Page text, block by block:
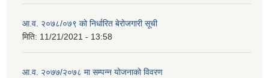
आ.व. २०७८/०७९ को निर्धारित बेरोजगारी सूची
मिति: 11/21/2021 - 13:58
आ.व. २०७७/२०७८ मा सम्पन्न योजनाको विवरण